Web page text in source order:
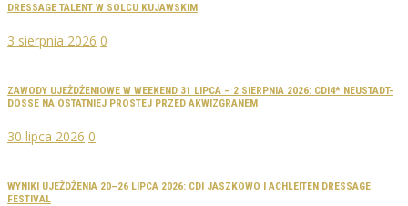
DRESSAGE TALENT W SOLCU KUJAWSKIM
3 sierpnia 2026 0
ZAWODY UJEŻDŻENIOWE W WEEKEND 31 LIPCA – 2 SIERPNIA 2026: CDI4* NEUSTADT-
DOSSE NA OSTATNIEJ PROSTEJ PRZED AKWIZGRANEM
30 lipca 2026 0
WYNIKI UJEŻDŻENIA 20–26 LIPCA 2026: CDI JASZKOWO I ACHLEITEN DRESSAGE
FESTIVAL